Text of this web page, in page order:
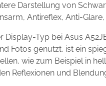
Darstellung von
Antireflex, Anti-
Display-Typ bei Asus
Fotos genutzt, ist ein
wie zum Beispiel in
Reflexionen und